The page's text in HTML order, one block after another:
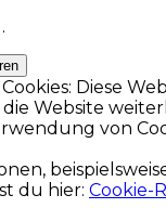
Diese
die Website
von
du hier: Cookie-